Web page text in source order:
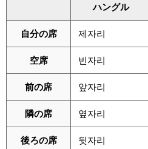
ハングル
自分の席 제자리
空席 빈자리
前の席 앞자리
隣の席 옆자리
後ろの席 뒷자리